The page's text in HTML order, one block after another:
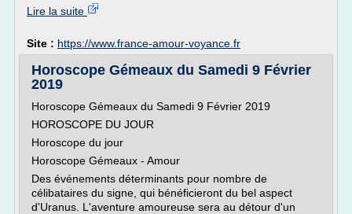
Lire la suite
Site : https://www.france-amour-voyance.fr
Horoscope Gémeaux du Samedi 9 Février
2019
Horoscope Gémeaux du Samedi 9 Février 2019
HOROSCOPE DU JOUR
Horoscope du jour
Horoscope Gémeaux - Amour
Des événements déterminants pour nombre de
célibataires du signe, qui bénéficieront du bel aspect
d'Uranus. L'aventure amoureuse sera au détour d'un